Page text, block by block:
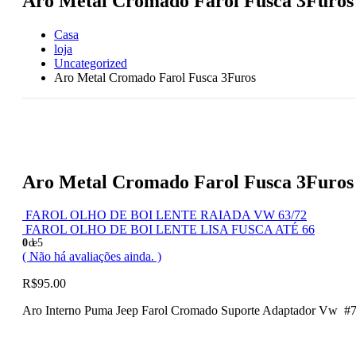
Casa
loja
Uncategorized
Aro Metal Cromado Farol Fusca 3Furos
Aro Metal Cromado Farol Fusca 3Furos
FAROL OLHO DE BOI LENTE RAIADA VW 63/72
FAROL OLHO DE BOI LENTE LISA FUSCA ATÉ 66
0de 5
( Não há avaliações ainda. )
R$95.00
Aro Interno Puma Jeep Farol Cromado Suporte Adaptador Vw